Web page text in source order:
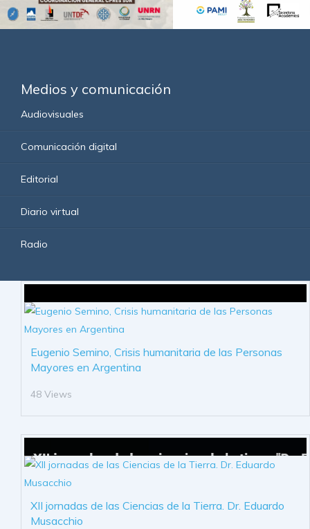
Medios y comunicación
Audiovisuales
Comunicación digital
Editorial
Diario virtual
Radio
Eugenio Semino, Crisis humanitaria de las Personas
Mayores en Argentina
48 Views
XII jornadas de las Ciencias de la Tierra. Dr. Eduardo
Musacchio